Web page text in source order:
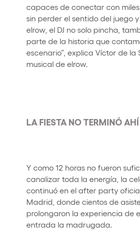
capaces de conectar con
sin perder el sentido del juego
elrow, el DJ no solo pincha,
parte de la historia que
escenario”, explica Víctor de la
musical de elrow.
LA FIESTA NO TERMINÓ AHÍ
Y como 12 horas no fueron
canalizar toda la energía, la
continuó en el after party
Madrid, donde cientos de
prolongaron la experiencia de
entrada la madrugada.